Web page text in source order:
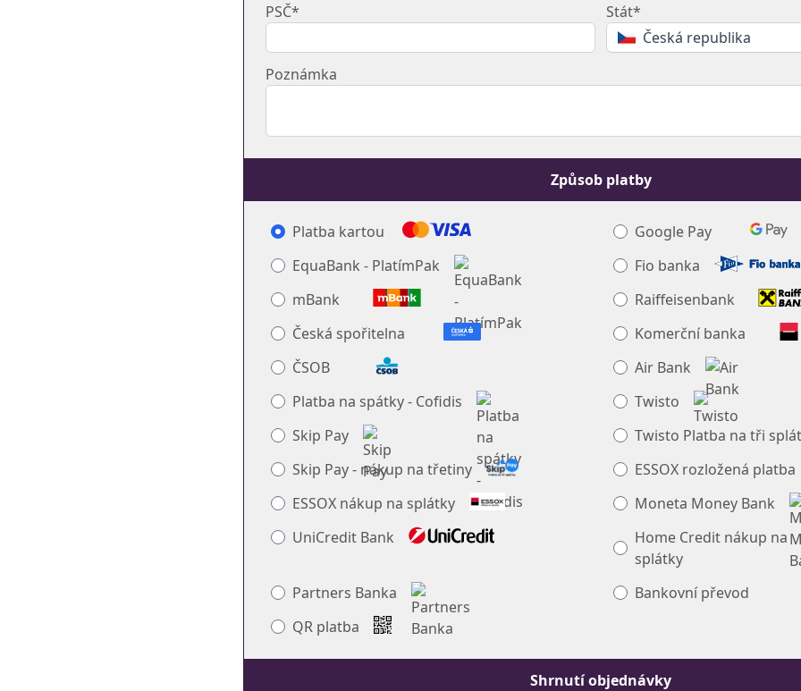
PSČ*
Stát*
Česká republika
Poznámka
Způsob platby
Platba kartou
Google Pay
EquaBank - PlatímPak
Fio banka
mBank
Raiffeisenbank
Česká spořitelna
Komerční banka
ČSOB
Air Bank
Platba na spátky - Cofidis
Twisto
Skip Pay
Twisto Platba na tři
Skip Pay - nákup na třetiny
ESSOX rozložená platba
ESSOX nákup na splátky
Moneta Money Bank
UniCredit Bank
Home Credit nákup na
splátky
Partners Banka
Bankovní převod
QR platba
Shrnutí objednávky